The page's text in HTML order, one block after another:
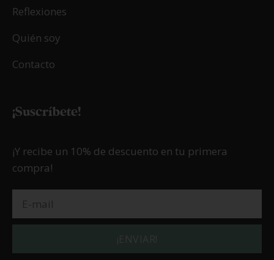
Reflexiones
Quién soy
Contacto
¡Suscríbete!
¡Y recibe un 10% de descuento en tu primera
compra!
¡ENVIAR!